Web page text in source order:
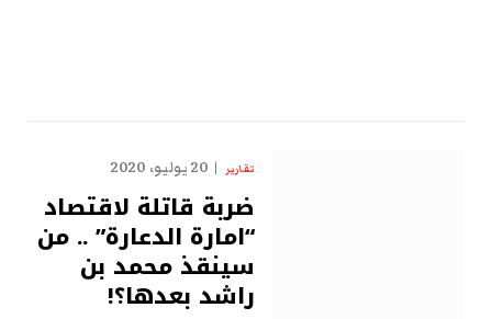
تقارير 20 يوليو، 2020
ضربة قاتلة لاقتصاد
“امارة الدعارة” .. من
سينقذ محمد بن
راشد بعدها؟!